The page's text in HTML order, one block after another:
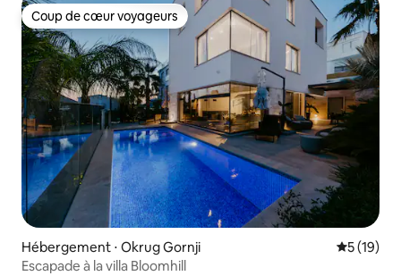
Coup de cœur voyageurs
Coup de cœur voyageurs
Hébergement ⋅ Okrug Gornji
5 (19)
Escapade à la villa Bloomhill